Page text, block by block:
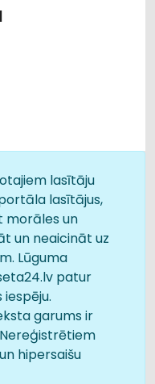
lasītāju
lasītājus,
morāles un
un neaicināt uz
Lūguma
patur
garums ir
hipersaišu